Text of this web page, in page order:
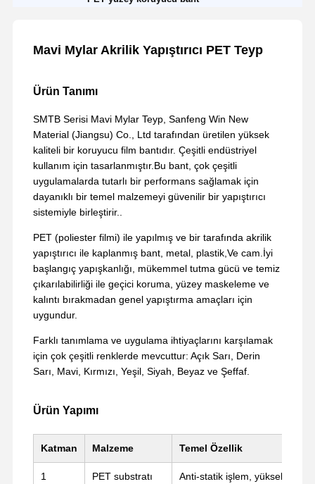
Mavi Mylar Akrilik Yapıştırıcı PET Teyp
Ürün Tanımı
SMTB Serisi Mavi Mylar Teyp, Sanfeng Win New
Material (Jiangsu) Co., Ltd tarafından üretilen yüksek
kaliteli bir koruyucu film bantıdır. Çeşitli endüstriyel
kullanım için tasarlanmıştır.Bu bant, çok çeşitli
uygulamalarda tutarlı bir performans sağlamak için
dayanıklı bir temel malzemeyi güvenilir bir yapıştırıcı
sistemiyle birleştirir..
PET (poliester filmi) ile yapılmış ve bir tarafında akrilik
yapıştırıcı ile kaplanmış bant, metal, plastik,Ve cam.İyi
başlangıç yapışkanlığı, mükemmel tutma gücü ve temiz
çıkarılabilirliği ile geçici koruma, yüzey maskeleme ve
kalıntı bırakmadan genel yapıştırma amaçları için
uygundur.
Farklı tanımlama ve uygulama ihtiyaçlarını karşılamak
için çok çeşitli renklerde mevcuttur: Açık Sarı, Derin
Sarı, Mavi, Kırmızı, Yeşil, Siyah, Beyaz ve Şeffaf.
Ürün Yapımı
Katman Malzeme Temel Özellik
1 PET substratı Anti-statik işlem, yüksek